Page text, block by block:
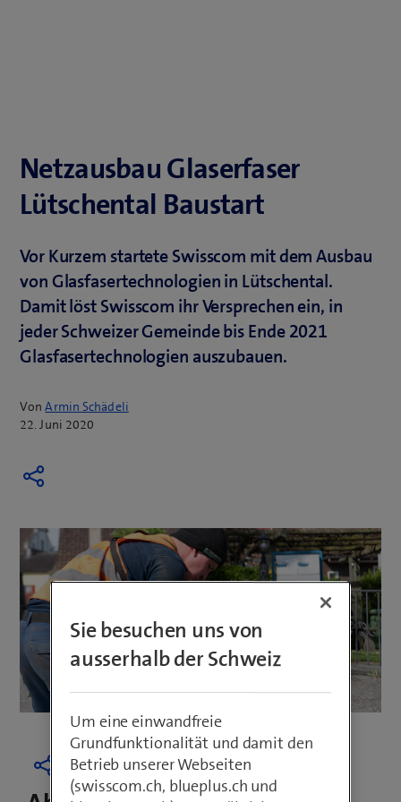
Netzausbau Glaserfaser
Lütschental Baustart
Vor Kurzem startete Swisscom mit dem Ausbau
von Glasfasertechnologien in Lütschental.
Damit löst Swisscom ihr Versprechen ein, in
jeder Schweizer Gemeinde bis Ende 2021
Glasfasertechnologien auszubauen.
VonArmin Schädeli
22. Juni 2020
Sie besuchen uns von
ausserhalb der Schweiz
Um eine einwandfreie
Grundfunktionalität und damit den
Betrieb unserer Webseiten
(swisscom.ch, blueplus.ch und